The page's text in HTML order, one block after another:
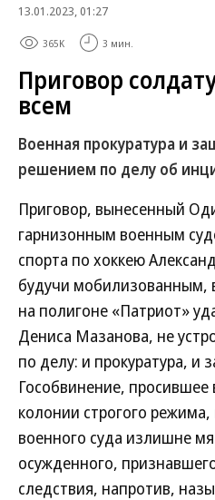
13.01.2023, 01:27
365K 3 мин.
Приговор
всем
Военная прокуратура и
решением по делу об
Приговор, вынесенный
гарнизонным военным
спорта по хоккею
будучи мобилизованным,
на полигоне «Патриот»
Дениса Мазанова, не
по делу: и прокуратура, и
Гособвинение, просившее
колонии строгого
военного суда излишне
осужденного,
следствия, напротив,